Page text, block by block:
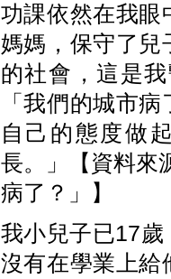
功課依然在我眼
媽媽，保守了兒
的社會，這是
「我們的城市
自己的態度做
長。」【資料來
病了？」】
我小兒子已17
沒有在學業上給